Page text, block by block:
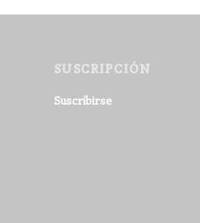
SUSCRIPCIÓN
Suscribirse